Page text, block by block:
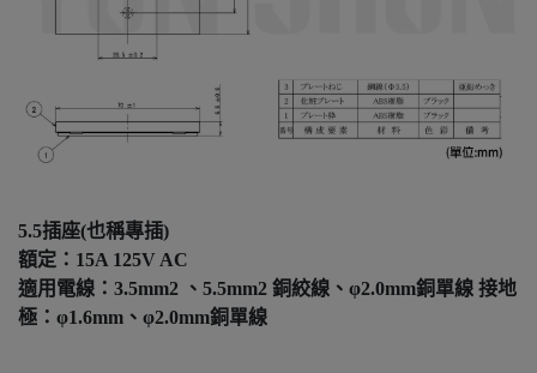
5.5插座(也稱專插)
額定：15A 125V AC
適用電線：3.5mm2 、5.5mm2 銅絞線、φ2.0mm銅單線 接地
極：φ1.6mm、φ2.0mm銅單線